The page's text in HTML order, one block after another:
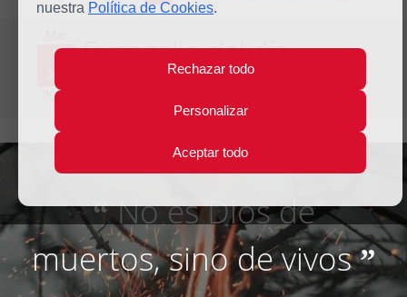
nuestra Política de Cookies.
Rechazar todo
Personalizar
Aceptar todo
3
2026
Evangelio del día
Novena semana del Tiempo Ordinario - Año Par
“No es Dios de
muertos, sino de vivos”